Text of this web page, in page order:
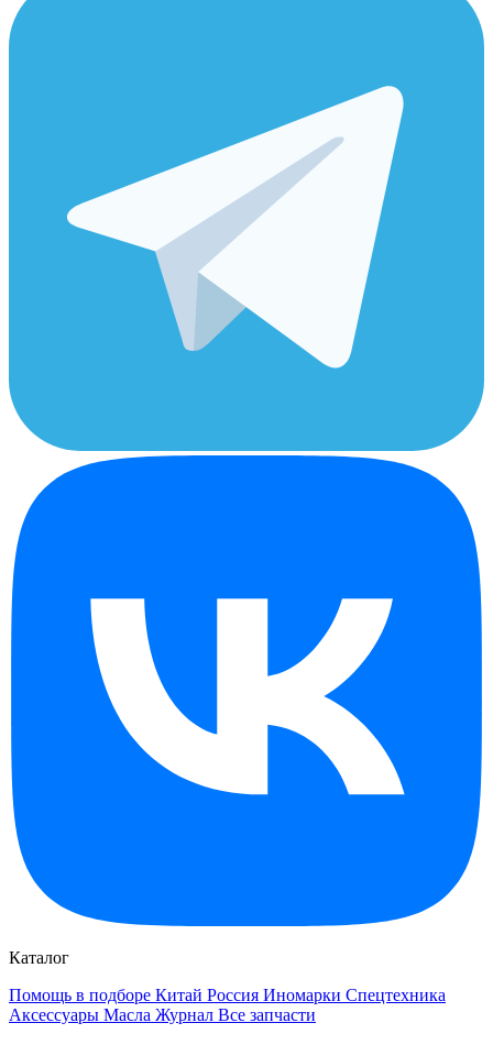
Каталог
Помощь в подборе Китай Россия Иномарки Спецтехника
Аксессуары Масла Журнал Все запчасти